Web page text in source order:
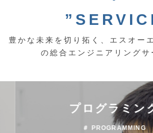
豊かな未来を切り拓く、エスオー
の総合エンジニアリングサ
プログラミン
＃ PROGRAMMING